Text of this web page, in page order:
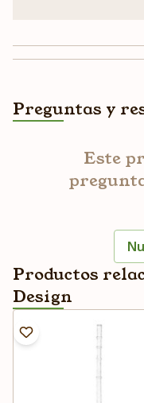
Preguntas y
Este
Productos
Design